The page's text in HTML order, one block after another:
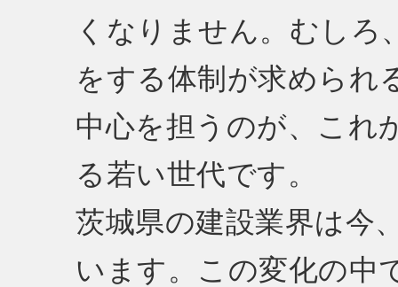
くなりません。むしろ
をする体制が求められ
中心を担うのが、これ
る若い世代です。
茨城県の建設業界は今
います。この変化の中